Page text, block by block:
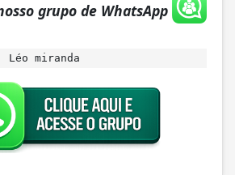
grupo de WhatsApp
Léo miranda